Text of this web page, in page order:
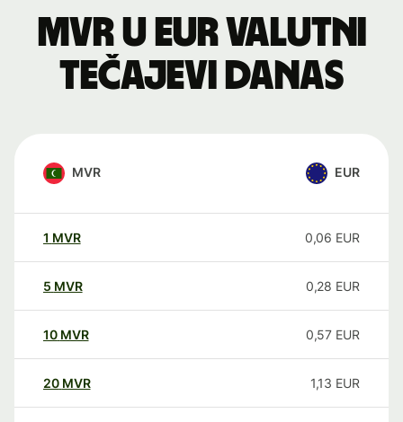
MVR u EUR valutni
tečajevi danas
MVR EUR
1 MVR 0,06 EUR
5 MVR 0,28 EUR
10 MVR 0,57 EUR
20 MVR 1,13 EUR